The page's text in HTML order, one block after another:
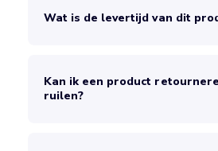
Wat is de levertijd van dit
Kan ik een product
ruilen?